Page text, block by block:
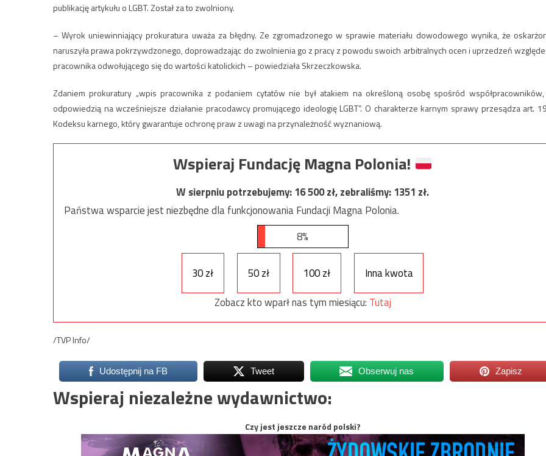
publikację artykułu o LGBT. Został za to zwolniony.
– Wyrok uniewinniający prokuratura uważa za błędny. Ze zgromadzonego w sprawie materiału dowodowego wynika, że
naruszyła prawa pokrzywdzonego, doprowadzając do zwolnienia go z pracy z powodu swoich arbitralnych ocen i uprzedzeń
pracownika odwołującego się do wartości katolickich – powiedziała Skrzeczkowska.
Zdaniem prokuratury „wpis pracownika z podaniem cytatów nie był atakiem na określoną osobę spośród
odpowiedzią na wcześniejsze działanie pracodawcy promującego ideologię LGBT”. O charakterze karnym sprawy przesądza art.
Kodeksu karnego, który gwarantuje ochronę praw z uwagi na przynależność wyznaniową.
Wspieraj Fundację Magna Polonia!
W sierpniu potrzebujemy:16 500zł, zebraliśmy:1351 zł.
Państwa wsparcie jest niezbędne dla funkcjonowania Fundacji Magna Polonia.
8%
30 zł 50 zł 100 zł
Inna kwota
Zobacz kto wparł nas tym miesiącu: Tutaj
/TVP Info/
Udostępnij na FB Tweet Obserwuj nas Zapisz
Wspieraj niezależne wydawnictwo:
Czy jest jeszcze naród polski?